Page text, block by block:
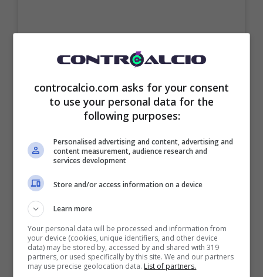
controcalcio.com asks for your consent
to use your personal data for the
following purposes:
Personalised advertising and content, advertising and
content measurement, audience research and
services development
Store and/or access information on a device
Learn more
Your personal data will be processed and information from
your device (cookies, unique identifiers, and other device
data) may be stored by, accessed by and shared with 319
partners, or used specifically by this site. We and our partners
may use precise geolocation data. List of partners.